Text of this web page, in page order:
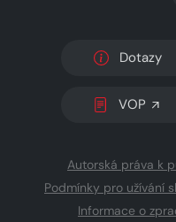
Dotazy
VOP
Autorská práva k
Podmínky pro užívání
Informace o